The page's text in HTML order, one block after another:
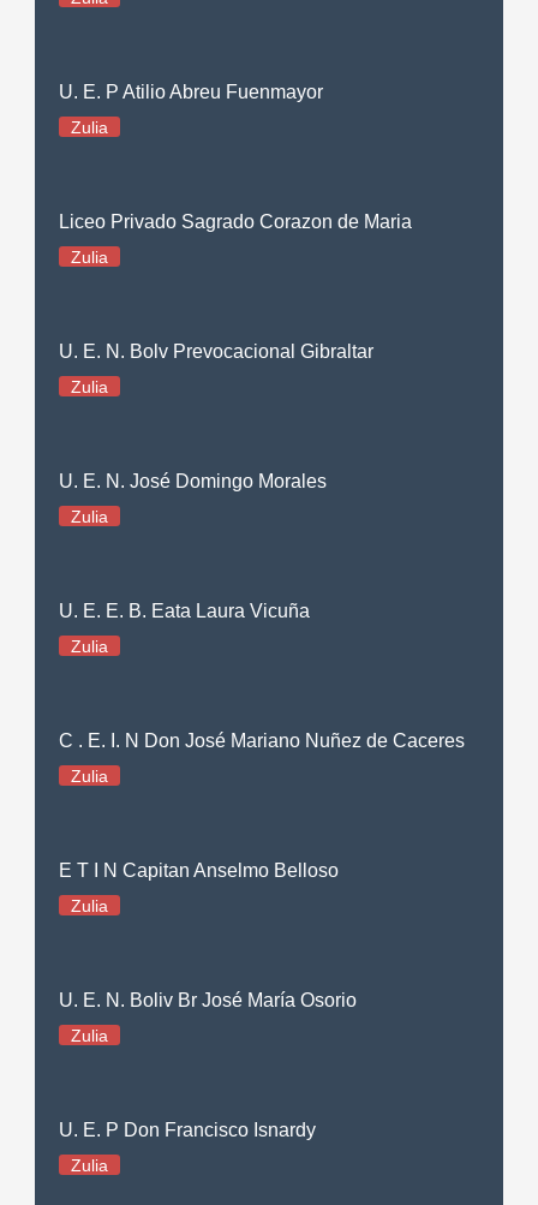
U. E. P Atilio Abreu Fuenmayor
Zulia
Liceo Privado Sagrado Corazon de Maria
Zulia
U. E. N. Bolv Prevocacional Gibraltar
Zulia
U. E. N. José Domingo Morales
Zulia
U. E. E. B. Eata Laura Vicuña
Zulia
C . E. I. N Don José Mariano Nuñez de Caceres
Zulia
E T I N Capitan Anselmo Belloso
Zulia
U. E. N. Boliv Br José María Osorio
Zulia
U. E. P Don Francisco Isnardy
Zulia